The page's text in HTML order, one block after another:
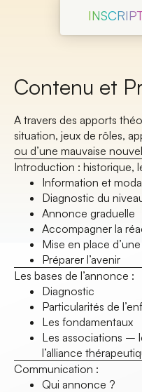
Contenu et
A travers des apports
situation, jeux de rôles,
ou d’une mauvaise
Introduction : historique,
Information et
Diagnostic du
Annonce graduelle
Accompagner la
Mise en place
Préparer l’avenir
Les bases de l’annonce :
Diagnostic
Particularités de
Les fondamentaux
Les associations –
l’alliance
Communication :
Qui annonce ?